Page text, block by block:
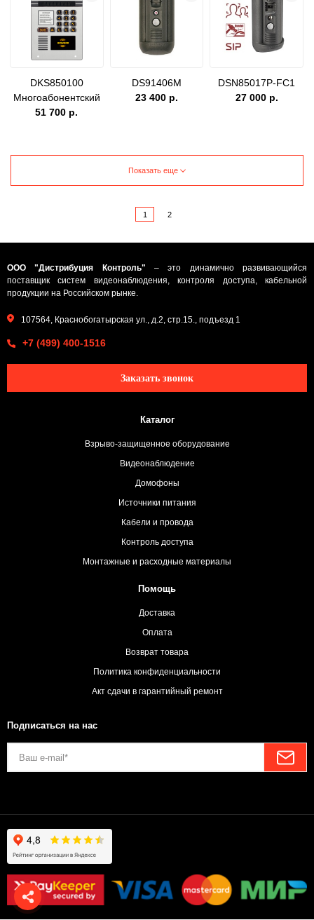
DKS850100
Многоабонентский
IP домофон
51 700 р.
DS91406M
23 400 р.
DSN85017P-FC1
27 000 р.
Показать еще
1 2
ООО "Дистрибуция Контроль" – это динамично развивающийся
поставщик систем видеонаблюдения, контроля доступа, кабельной
продукции на Российском рынке.
107564, Краснобогатырская ул., д.2, стр.15., подъезд 1
+7 (499) 400-1516
Заказать звонок
Каталог
Взрыво-защищенное оборудование
Видеонаблюдение
Домофоны
Источники питания
Кабели и провода
Контроль доступа
Монтажные и расходные материалы
Помощь
Доставка
Оплата
Возврат товара
Политика конфиденциальности
Акт сдачи в гарантийный ремонт
Подписаться на нас